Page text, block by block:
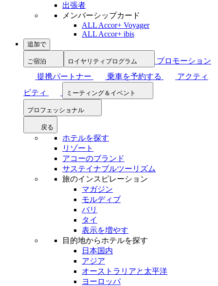
出張者
メンバーシップカード
ALL Accor+ Voyager
ALL Accor+ ibis
追加で
ご宿泊 ロイヤリティプログラム
プロモーション
提携パートナー
乗車を予約する
アクティ
ビティ
ミーティング＆イベント
プロフェッショナル
戻る
ホテルを探す
リゾート
アコーのブランド
サステイナブルツーリズム
旅のインスピレーション
マガジン
モルディブ
バリ
タイ
表示を増やす
目的地からホテルを探す
日本国内
アジア
オーストラリアと太平洋
ヨーロッパ